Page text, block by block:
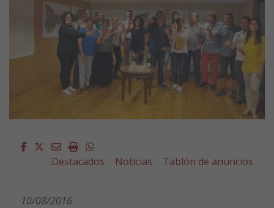
Facebook
Twitter
EmailImprimirWhatsapp
Destacados
Noticias Tablón de anuncios
10/08/2016